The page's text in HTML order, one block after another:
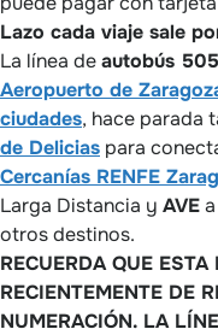
Lazo cada viaje sale
La línea deautobús 505
Aeropuerto de
ciudades, hace parada
de Delicias para
Cercanías RENFE
Larga Distancia y AVE
otros destinos.
RECUERDA QUE
RECIENTEMENTE DE
NUMERACIÓN. LA